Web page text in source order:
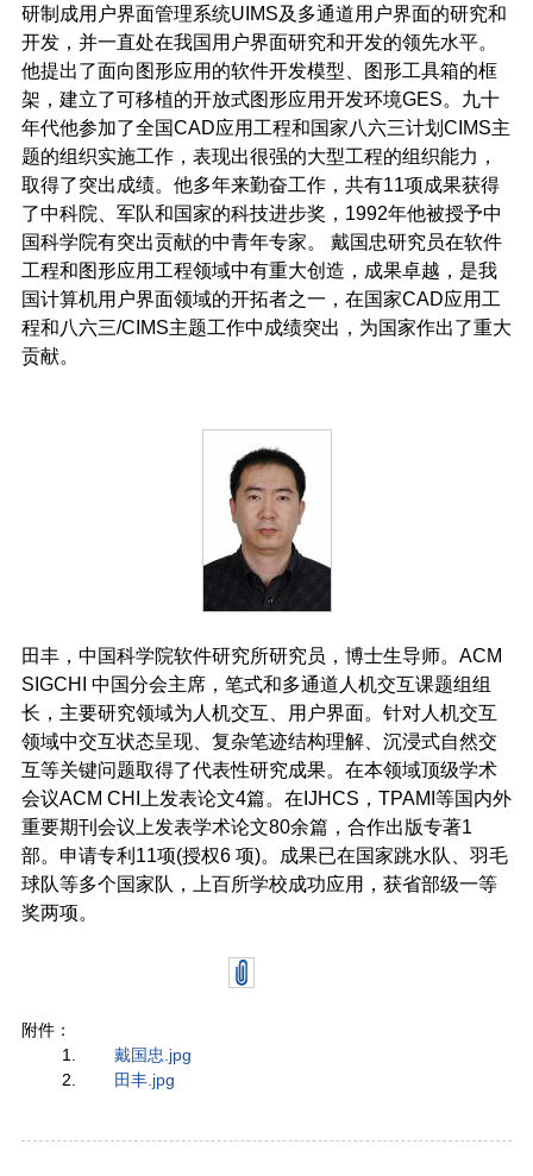
研制成用户界面管理系统UIMS及多通道用户界面的研究和
开发，并一直处在我国用户界面研究和开发的领先水平。
他提出了面向图形应用的软件开发模型、图形工具箱的框
架，建立了可移植的开放式图形应用开发环境GES。九十
年代他参加了全国CAD应用工程和国家八六三计划CIMS主
题的组织实施工作，表现出很强的大型工程的组织能力，
取得了突出成绩。他多年来勤奋工作，共有11项成果获得
了中科院、军队和国家的科技进步奖，1992年他被授予中
国科学院有突出贡献的中青年专家。 戴国忠研究员在软件
工程和图形应用工程领域中有重大创造，成果卓越，是我
国计算机用户界面领域的开拓者之一，在国家CAD应用工
程和八六三/CIMS主题工作中成绩突出，为国家作出了重大
贡献。
田丰，中国科学院软件研究所研究员，博士生导师。ACM
SIGCHI 中国分会主席，笔式和多通道人机交互课题组组
长，主要研究领域为人机交互、用户界面。针对人机交互
领域中交互状态呈现、复杂笔迹结构理解、沉浸式自然交
互等关键问题取得了代表性研究成果。在本领域顶级学术
会议ACM CHI上发表论文4篇。在IJHCS，TPAMI等国内外
重要期刊会议上发表学术论文80余篇，合作出版专著1
部。申请专利11项(授权6 项)。成果已在国家跳水队、羽毛
球队等多个国家队，上百所学校成功应用，获省部级一等
奖两项。
附件：
戴国忠.jpg
田丰.jpg